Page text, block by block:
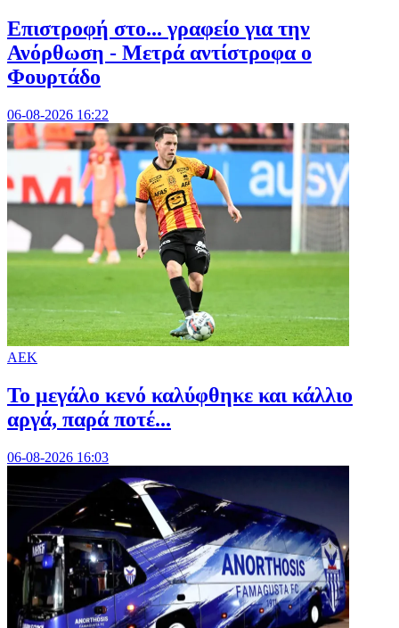
Επιστροφή στο... γραφείο για την
Ανόρθωση - Μετρά αντίστροφα ο
Φουρτάδο
06-08-2026 16:22
ΑΕΚ
Το μεγάλο κενό καλύφθηκε και κάλλιο
αργά, παρά ποτέ...
06-08-2026 16:03